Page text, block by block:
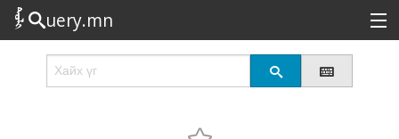
uery.mn
Сонирхолтой